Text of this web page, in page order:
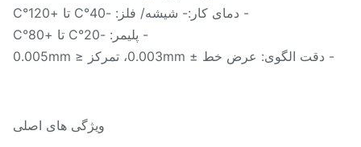
- دمای کار:- شیشه/ فلز: -40°C تا +120°C
- پلیمر: -20°C تا +80°C
- دقت الگوی: عرض خط ± 0.003mm، تمرکز ≤ 0.005mm
ویژگی های اصلی